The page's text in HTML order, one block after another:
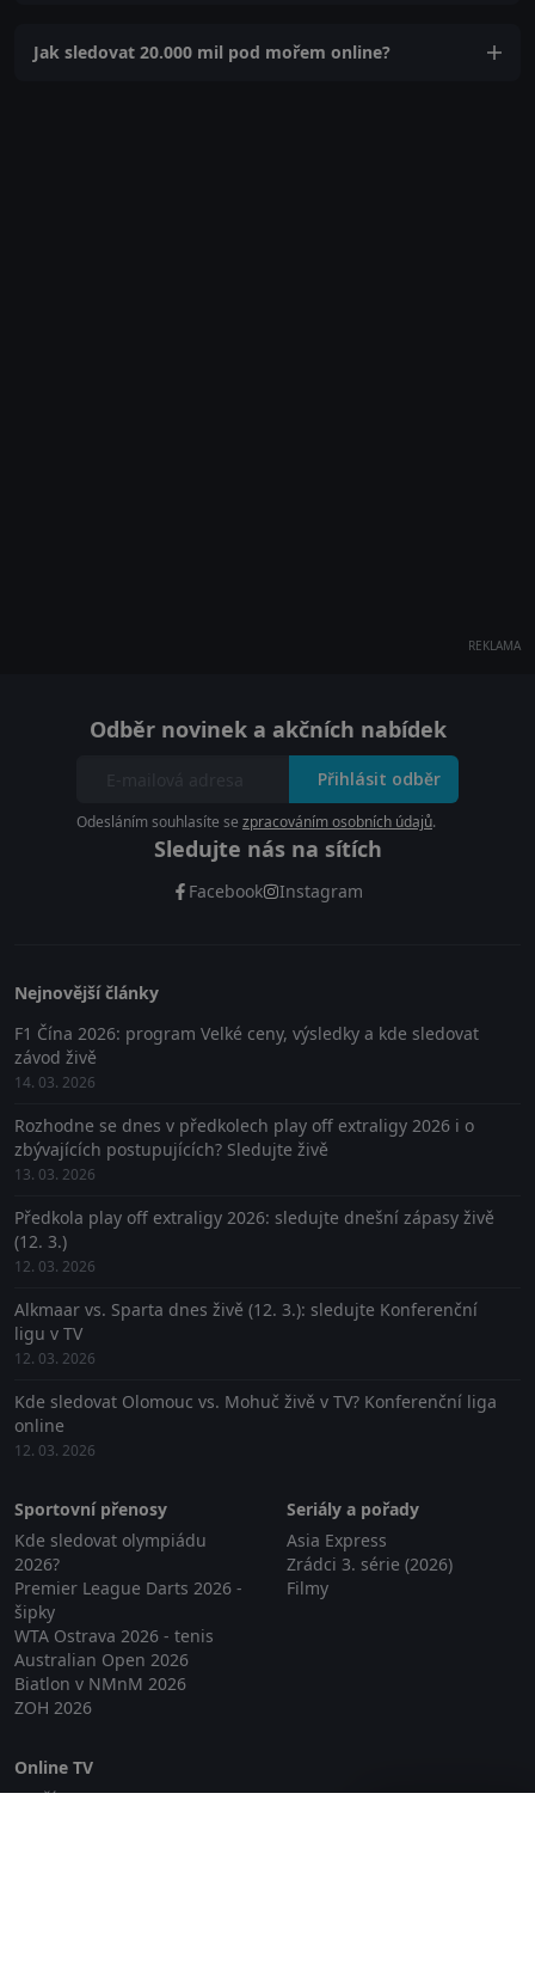
Jak sledovat 20.000 mil pod mořem online?
REKLAMA
Odběr novinek a akčních nabídek
Přihlásit odběr
Odesláním souhlasíte se zpracováním osobních údajů.
Sledujte nás na sítích
Facebook Instagram
Nejnovější články
F1 Čína 2026: program Velké ceny, výsledky a kde sledovat
závod živě
14. 03. 2026
Rozhodne se dnes v předkolech play off extraligy 2026 i o
zbývajících postupujících? Sledujte živě
13. 03. 2026
Předkola play off extraligy 2026: sledujte dnešní zápasy živě
(12. 3.)
12. 03. 2026
Alkmaar vs. Sparta dnes živě (12. 3.): sledujte Konferenční
ligu v TV
12. 03. 2026
Kde sledovat Olomouc vs. Mohuč živě v TV? Konferenční liga
online
12. 03. 2026
Sportovní přenosy
Kde sledovat olympiádu
2026?
Premier League Darts 2026 -
šipky
WTA Ostrava 2026 - tenis
Australian Open 2026
Biatlon v NMnM 2026
ZOH 2026
Seriály a pořady
Asia Express
Zrádci 3. série (2026)
Filmy
Online TV
Lepší.TV